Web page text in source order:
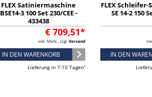
FLEX Satiniermaschine
BSE14-3 100 Set 230/CEE -
433438
€ 709,51*
inkl. MwSt., zzgl. Versand
IN DEN WARENKORB
Lieferung in 7-10 Tagen¹
FLEX Schleifer-
SE 14-2 150
IN DEN